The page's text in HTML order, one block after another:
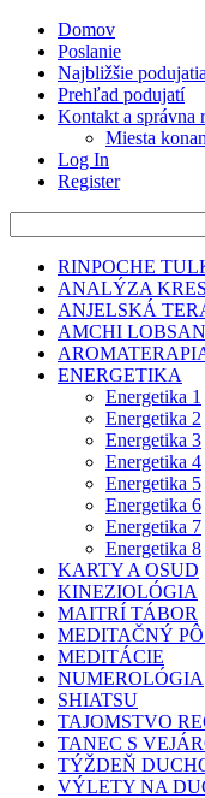
Domov
Poslanie
Najbližšie podujatia
Prehľad podujatí
Kontakt a správna
Miesta
Log In
Register
RINPOCHE
ANALÝZA
ANJELSKÁ
AMCHI
ENERGETIKA
Energetika 1
Energetika 2
Energetika 3
Energetika 4
Energetika 5
Energetika 6
Energetika 7
Energetika 8
KARTY A OSUD
KINEZIOLÓGIA
MAITRÍ TÁBOR
MEDITAČNÝ
MEDITÁCIE
NUMEROLÓGIA
SHIATSU
TAJOMSTVO
TANEC S
TÝŽDEŇ
VÝLETY NA